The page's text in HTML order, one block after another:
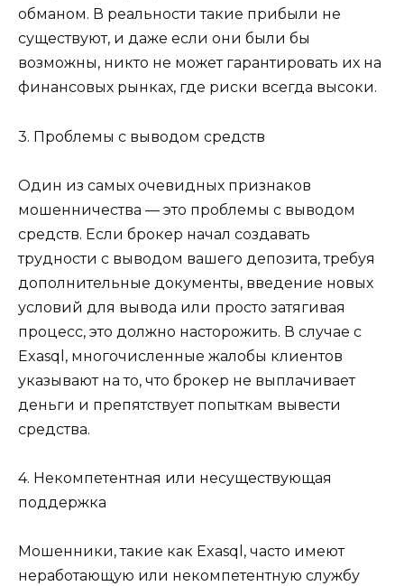
обманом. В реальности такие прибыли не
существуют, и даже если они были бы
возможны, никто не может гарантировать их на
финансовых рынках, где риски всегда высоки.
3. Проблемы с выводом средств
Один из самых очевидных признаков
мошенничества — это проблемы с выводом
средств. Если брокер начал создавать
трудности с выводом вашего депозита, требуя
дополнительные документы, введение новых
условий для вывода или просто затягивая
процесс, это должно насторожить. В случае с
Exasql, многочисленные жалобы клиентов
указывают на то, что брокер не выплачивает
деньги и препятствует попыткам вывести
средства.
4. Некомпетентная или несуществующая
поддержка
Мошенники, такие как Exasql, часто имеют
неработающую или некомпетентную службу